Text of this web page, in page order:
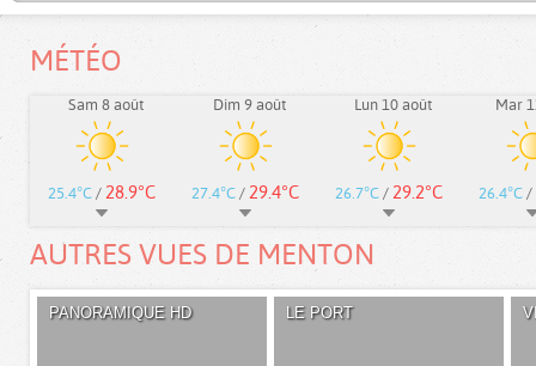
MÉTÉO
Sam 8 août
25.4°C / 28.9°C
Dim 9 août
27.4°C / 29.4°C
Lun 10 août
26.7°C / 29.2°C
Mar
26.4°C /
AUTRES VUES DE MENTON
PANORAMIQUE HD LE PORT